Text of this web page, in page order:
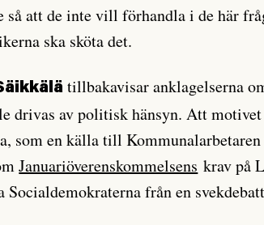
så att de inte vill förhandla i de här
ska sköta det.
tillbakavisar anklagelserna
drivas av politisk hänsyn. Att
som en källa till
Januariöverenskommelsens krav på
Socialdemokraterna från en